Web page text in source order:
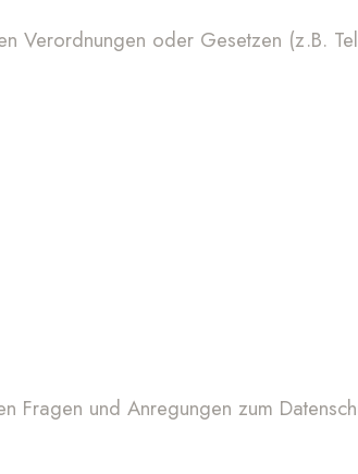
Verordnungen oder Gesetzen (z.B.
Fragen und Anregungen zum